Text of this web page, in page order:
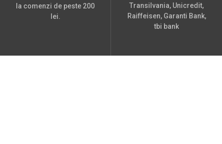
la comenzi de peste 200
lei.
Transilvania, Unicredit,
Raiffeisen, Garanti Bank,
tbi bank